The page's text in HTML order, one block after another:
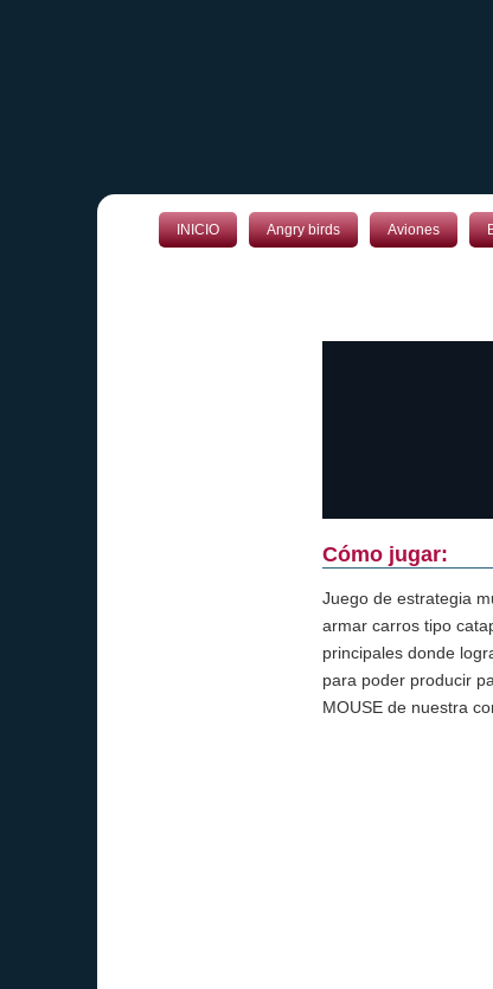
INICIO Angry birds Aviones
Cómo jugar:
Juego de estrategia
armar carros tipo
principales donde
para poder producir
MOUSE de nuestra